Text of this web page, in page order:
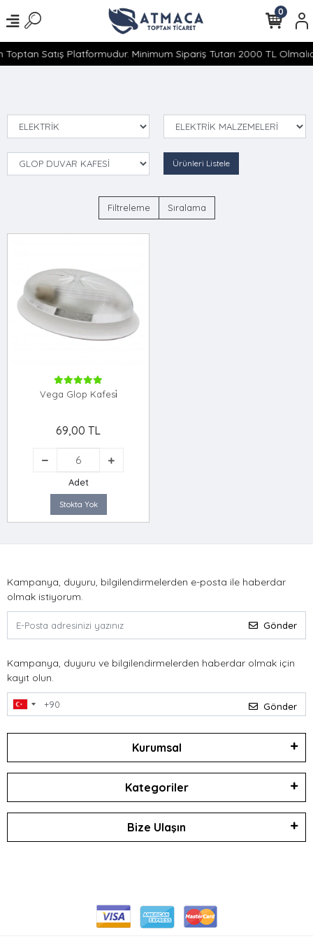
Satış Platformudur. Minimum Sipariş Tutarı 2000 TL
0
Ürünleri Listele
Filtreleme Sıralama
Vega Glop Kafesi̇
69,00 TL
Adet
Stokta Yok
Kampanya, duyuru, bilgilendirmelerden e-posta ile haberdar
olmak istiyorum.
Gönder
Kampanya, duyuru ve bilgilendirmelerden haberdar olmak için
kayıt olun.
Gönder
Kurumsal
Kategoriler
Bize Ulaşın